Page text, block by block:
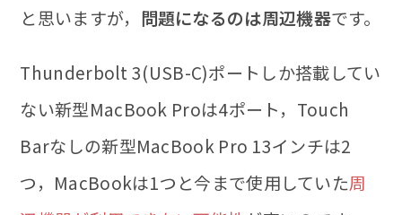
と思いますが， 問題になるのは周辺機器です。
Thunderbolt 3(USB-C)ポートしか搭載してい
ない新型MacBook Proは4ポート，Touch
Barなしの新型MacBook Pro 13インチは2
つ，MacBookは1つと今まで使用していた周